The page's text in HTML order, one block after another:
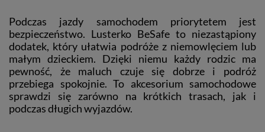
Podczas jazdy samochodem priorytetem jest
bezpieczeństwo. Lusterko BeSafe to niezastąpiony
dodatek, który ułatwia podróże z niemowlęciem lub
małym dzieckiem. Dzięki niemu każdy rodzic ma
pewność, że maluch czuje się dobrze i podróż
przebiega spokojnie. To akcesorium samochodowe
sprawdzi się zarówno na krótkich trasach, jak i
podczas długich wyjazdów.